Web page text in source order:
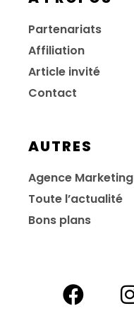
Partenariats
Affiliation
Article invité
Contact
AUTRES
Agence Marketing
Toute l’actualité
Bons plans